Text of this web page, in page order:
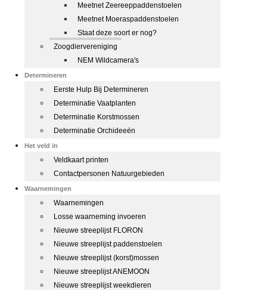
Meetnet Zeereeppaddenstoelen
Meetnet Moeraspaddenstoelen
Staat deze soort er nog?
Zoogdiervereniging
NEM Wildcamera's
Determineren
Eerste Hulp Bij Determineren
Determinatie Vaatplanten
Determinatie Korstmossen
Determinatie Orchideeën
Het veld in
Veldkaart printen
Contactpersonen Natuurgebieden
Waarnemingen
Waarnemingen
Losse waarneming invoeren
Nieuwe streeplijst FLORON
Nieuwe streeplijst paddenstoelen
Nieuwe streeplijst (korst)mossen
Nieuwe streeplijst ANEMOON
Nieuwe streeplijst weekdieren